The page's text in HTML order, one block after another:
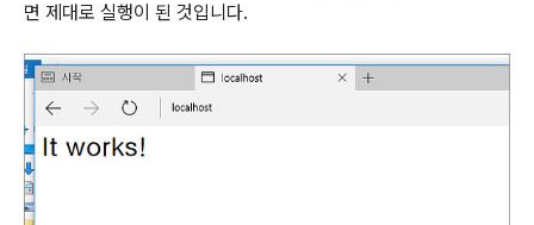
면 제대로 실행이 된 것입니다.